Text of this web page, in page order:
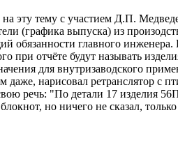
эту тему с участием Д.П.
(графика выпуска) из
обязанности главного
при отчёте будут называть
для внутризаводского
нарисовал ретранслятор с
речь: "По детали 17 изделия
но ничего не сказал,